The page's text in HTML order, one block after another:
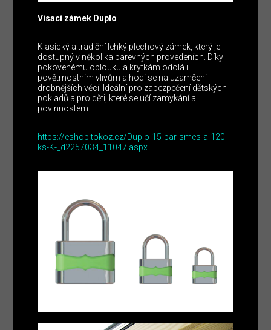
Visací zámek Duplo
Klasický a tradiční lehký plechový zámek, který je
dostupný v několika barevných provedeních. Díky
pokovenému oblouku a krytkám odolá i
povětrnostním vlivům a hodí se na uzamčení
drobnějších věcí. Ideální pro zabezpečení dětských
pokladů a pro děti, které se učí zamykání a
povinnostem
https://eshop.tokoz.cz/Duplo-15-bar-smes-a-120-
ks-K-_d2257034_11047.aspx